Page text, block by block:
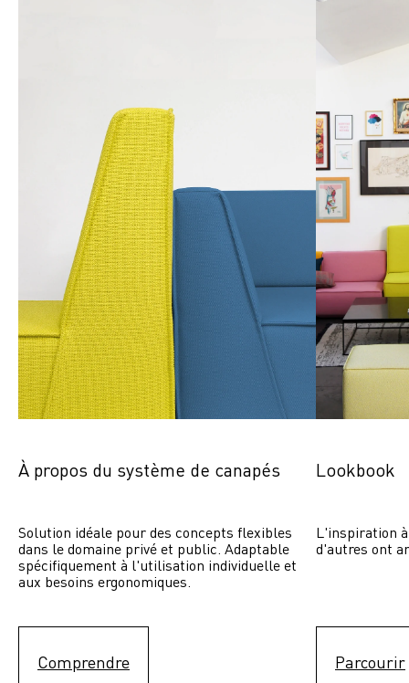
À propos du système de canapés
Solution idéale pour des concepts flexibles
dans le domaine privé et public. Adaptable
spécifiquement à l'utilisation individuelle et
aux besoins ergonomiques.
Comprendre
Lookbook
L'inspiration
d'autres ont
Parcourir